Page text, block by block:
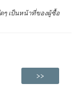
ๆ เป็นหน้าที่ของผู้ซื้อ
>>